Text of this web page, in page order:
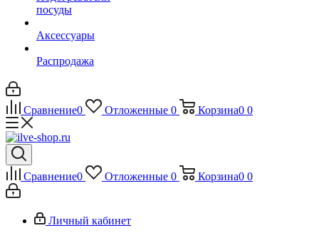
посуды
Аксессуары
Распродажа
Сравнение0 Отложенные 0 Корзина0 0
Сравнение0 Отложенные 0 Корзина0 0
Личный кабинет